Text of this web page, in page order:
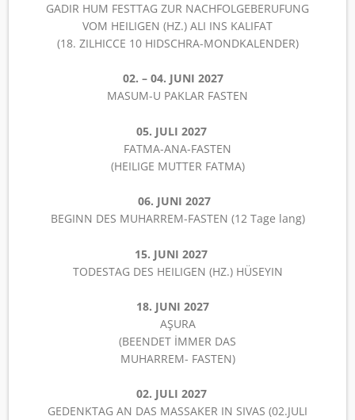
GADIR HUM FESTTAG ZUR NACHFOLGEBERUFUNG
VOM HEILIGEN (HZ.) ALI INS KALIFAT
(18. ZILHICCE 10 HIDSCHRA-MONDKALENDER)
02. – 04. JUNI 2027
MASUM-U PAKLAR FASTEN
05. JULI 2027
FATMA-ANA-FASTEN
(HEILIGE MUTTER FATMA)
06. JUNI 2027
BEGINN DES MUHARREM-FASTEN (12 Tage lang)
15. JUNI 2027
TODESTAG DES HEILIGEN (HZ.) HÜSEYIN
18. JUNI 2027
AŞURA
(BEENDET İMMER DAS
MUHARREM- FASTEN)
02. JULI 2027
GEDENKTAG AN DAS MASSAKER IN SIVAS (02.JULI